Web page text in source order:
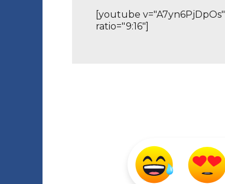
[youtube v="A7yn6PjDpOs"
ratio="9:16"]